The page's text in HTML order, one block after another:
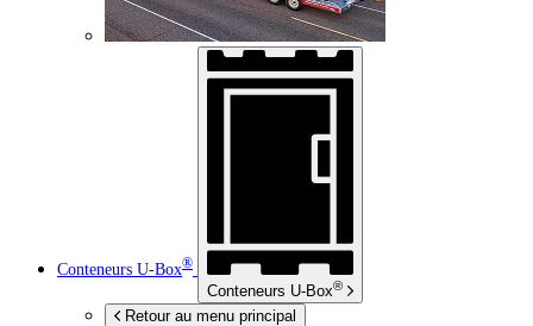
Conteneurs U-Box®
Conteneurs U-Box®
Retour au menu principal